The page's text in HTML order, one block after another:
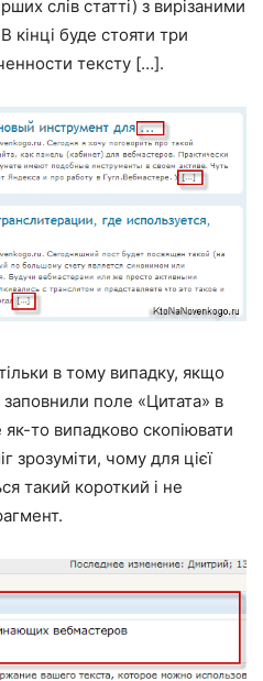
слів статті) з вирізаними
кінці буде стояти три
тексту […].
в тому випадку, якщо
заповнили поле «Цитата» в
то випадково скопіювати
зрозуміти, чому для цієї
такий короткий і не